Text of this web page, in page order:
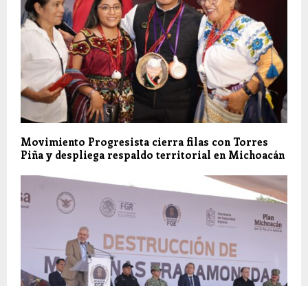
Movimiento Progresista cierra filas con Torres
Piña y despliega respaldo territorial en Michoacán